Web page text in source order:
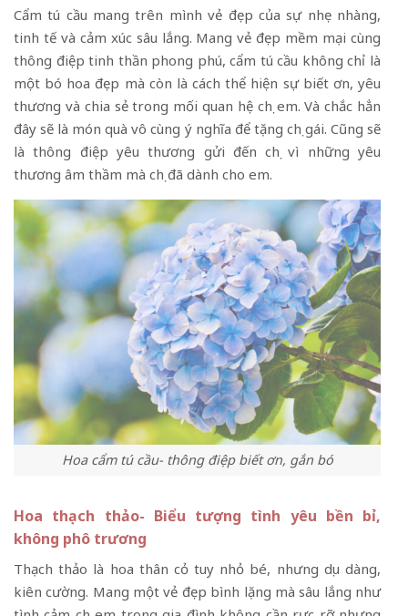
Cẩm tú cầu mang trên mình vẻ đẹp của sự nhẹ nhàng,
tinh tế và cảm xúc sâu lắng. Mang vẻ đẹp mềm mại cùng
thông điệp tinh thần phong phú, cẩm tú cầu không chỉ là
một bó hoa đẹp mà còn là cách thể hiện sự biết ơn, yêu
thương và chia sẻ trong mối quan hệ chị em. Và chắc hẳn
đây sẽ là món quà vô cùng ý nghĩa để tặng chị gái. Cũng sẽ
là thông điệp yêu thương gửi đến chị vì những yêu
thương âm thầm mà chị đã dành cho em.
Hoa cẩm tú cầu- thông điệp biết ơn, gắn bó
Hoa thạch thảo- Biểu tượng tình yêu bền bỉ,
không phô trương
Thạch thảo là hoa thân cỏ tuy nhỏ bé, nhưng dịu dàng,
kiên cường. Mang một vẻ đẹp bình lặng mà sâu lắng như